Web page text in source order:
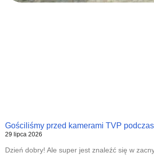
Gościliśmy przed kamerami TVP podczas
29 lipca 2026
Dzień dobry! Ale super jest znaleźć się w